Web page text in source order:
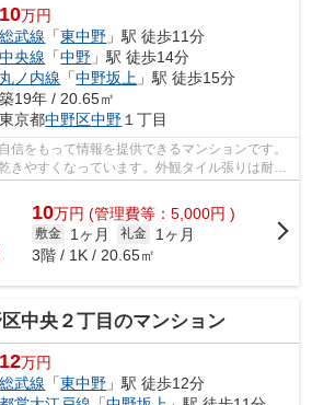
10万円
総武線 「東中野 」駅 徒歩11分
中央線 「中野 」駅 徒歩14分
丸ノ内線 「中野坂上 」駅 徒歩15分
築19年 / 20.65㎡
東京都中野区中野 １丁目
信をもって情報を提供できるマンションです。
きやすくなっています。外観タイル張りは耐久
られます...
10万円 (管理費等：5,000円 )
敷金 1ヶ月 礼金
1ヶ月
3階 / 1K / 20.65㎡
中央２丁目のマンション
12万円
総武線 「東中野 」駅 徒歩12分